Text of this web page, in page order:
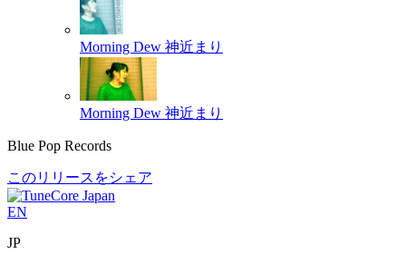
Morning Dew 神近まり
Morning Dew 神近まり
Blue Pop Records
このリリースをシェア
EN
JP